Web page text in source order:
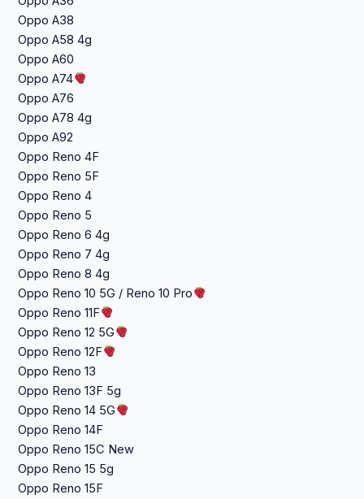
Oppo A38
Oppo A58 4g
Oppo A60
Oppo A74
Oppo A76
Oppo A78 4g
Oppo A92
Oppo Reno 4F
Oppo Reno 5F
Oppo Reno 4
Oppo Reno 5
Oppo Reno 6 4g
Oppo Reno 7 4g
Oppo Reno 8 4g
Oppo Reno 10 5G / Reno 10 Pro
Oppo Reno 11F
Oppo Reno 12 5G
Oppo Reno 12F
Oppo Reno 13
Oppo Reno 13F 5g
Oppo Reno 14 5G
Oppo Reno 14F
Oppo Reno 15C New
Oppo Reno 15 5g
Oppo Reno 15F